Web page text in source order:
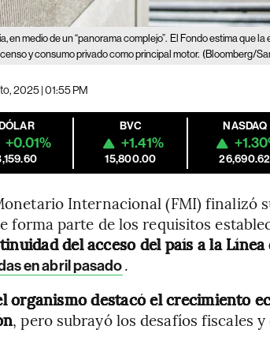
en medio de un “panorama complejo”. El Fondo estima que
y consumo privado como principal motor. (Bloomberg/
2025 | 01:55 PM
+0.01%
BVC
+1.41%
15,800.00
NASDAQ
26,690.62
Internacional (FMI) finalizó
forma parte de los requisitos
del acceso del país a la
en abril pasado.
organismo destacó el crecimiento
, pero subrayó los desafíos fiscales